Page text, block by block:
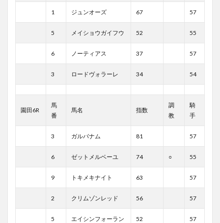
1 ジュンオーズ 67 57
5 メイショウガイフウ 52 55
6 ノーティアス 37 57
3 ロードヴォラーレ 34 54
園田6R
馬
番
馬名 指数
調
教
騎
手
3 ガルバナム 81 57
6 ゼットメルベーユ 74 ○ 55
9 トキメキナイト 63 57
2 クリムゾンレッド 56 57
5 エイシンフォーラン 52 57